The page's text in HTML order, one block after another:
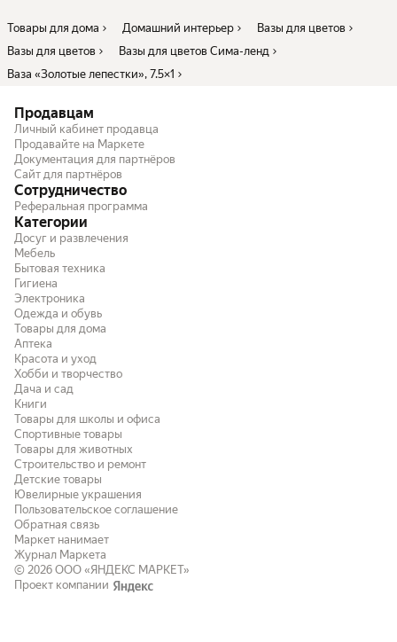
Товары для дома Домашний интерьер
Вазы для цветов
Вазы для цветов
Вазы для цветов Сима-ленд
Ваза «Золотые лепестки», 7.5×1
Продавцам
Личный кабинет продавца
Продавайте на Маркете
Документация для партнёров
Сайт для партнёров
Сотрудничество
Реферальная программа
Категории
Досуг и развлечения
Мебель
Бытовая техника
Гигиена
Электроника
Одежда и обувь
Товары для дома
Аптека
Красота и уход
Хобби и творчество
Дача и сад
Книги
Товары для школы и офиса
Спортивные товары
Товары для животных
Строительство и ремонт
Детские товары
Ювелирные украшения
Пользовательское соглашение
Обратная связь
Маркет нанимает
Журнал Маркета
© 2026 ООО «ЯНДЕКС МАРКЕТ»
Проект компании